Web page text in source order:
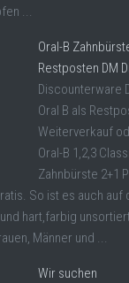
...
Oral-B
Restposten DM
Discounterware
Oral B als
Weiterverkauf
Oral-B 1,2,3
Zahnbürste 2+1
So ist es auch
hart,farbig
Männer und ...
Wir suchen